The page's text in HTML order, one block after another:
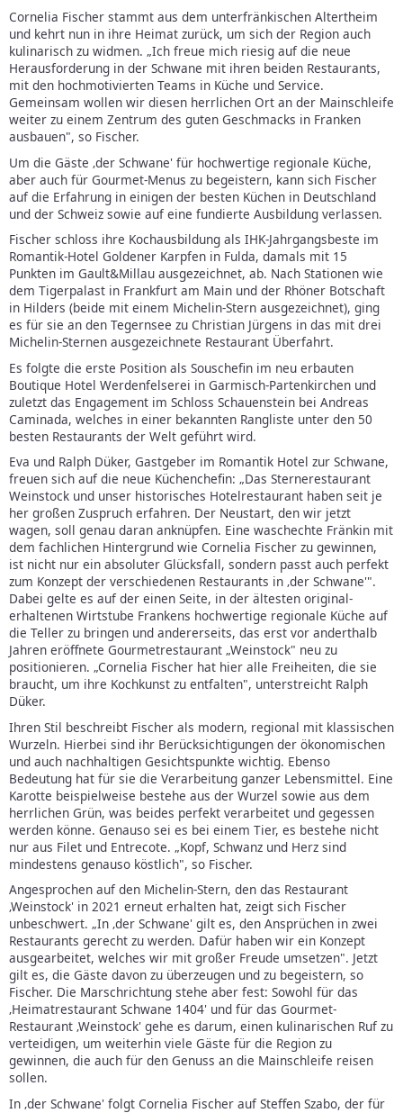
Cornelia Fischer stammt aus dem unterfränkischen Altertheim
und kehrt nun in ihre Heimat zurück, um sich der Region auch
kulinarisch zu widmen. „Ich freue mich riesig auf die neue
Herausforderung in der Schwane mit ihren beiden Restaurants,
mit den hochmotivierten Teams in Küche und Service.
Gemeinsam wollen wir diesen herrlichen Ort an der Mainschleife
weiter zu einem Zentrum des guten Geschmacks in Franken
ausbauen", so Fischer.
Um die Gäste ‚der Schwane' für hochwertige regionale Küche,
aber auch für Gourmet-Menus zu begeistern, kann sich Fischer
auf die Erfahrung in einigen der besten Küchen in Deutschland
und der Schweiz sowie auf eine fundierte Ausbildung verlassen.
Fischer schloss ihre Kochausbildung als IHK-Jahrgangsbeste im
Romantik-Hotel Goldener Karpfen in Fulda, damals mit 15
Punkten im Gault&Millau ausgezeichnet, ab. Nach Stationen wie
dem Tigerpalast in Frankfurt am Main und der Rhöner Botschaft
in Hilders (beide mit einem Michelin-Stern ausgezeichnet), ging
es für sie an den Tegernsee zu Christian Jürgens in das mit drei
Michelin-Sternen ausgezeichnete Restaurant Überfahrt.
Es folgte die erste Position als Souschefin im neu erbauten
Boutique Hotel Werdenfelserei in Garmisch-Partenkirchen und
zuletzt das Engagement im Schloss Schauenstein bei Andreas
Caminada, welches in einer bekannten Rangliste unter den 50
besten Restaurants der Welt geführt wird.
Eva und Ralph Düker, Gastgeber im Romantik Hotel zur Schwane,
freuen sich auf die neue Küchenchefin: „Das Sternerestaurant
Weinstock und unser historisches Hotelrestaurant haben seit je
her großen Zuspruch erfahren. Der Neustart, den wir jetzt
wagen, soll genau daran anknüpfen. Eine waschechte Fränkin mit
dem fachlichen Hintergrund wie Cornelia Fischer zu gewinnen,
ist nicht nur ein absoluter Glücksfall, sondern passt auch perfekt
zum Konzept der verschiedenen Restaurants in ‚der Schwane'".
Dabei gelte es auf der einen Seite, in der ältesten original-
erhaltenen Wirtstube Frankens hochwertige regionale Küche auf
die Teller zu bringen und andererseits, das erst vor anderthalb
Jahren eröffnete Gourmetrestaurant „Weinstock" neu zu
positionieren. „Cornelia Fischer hat hier alle Freiheiten, die sie
braucht, um ihre Kochkunst zu entfalten", unterstreicht Ralph
Düker.
Ihren Stil beschreibt Fischer als modern, regional mit klassischen
Wurzeln. Hierbei sind ihr Berücksichtigungen der ökonomischen
und auch nachhaltigen Gesichtspunkte wichtig. Ebenso
Bedeutung hat für sie die Verarbeitung ganzer Lebensmittel. Eine
Karotte beispielweise bestehe aus der Wurzel sowie aus dem
herrlichen Grün, was beides perfekt verarbeitet und gegessen
werden könne. Genauso sei es bei einem Tier, es bestehe nicht
nur aus Filet und Entrecote. „Kopf, Schwanz und Herz sind
mindestens genauso köstlich", so Fischer.
Angesprochen auf den Michelin-Stern, den das Restaurant
‚Weinstock' in 2021 erneut erhalten hat, zeigt sich Fischer
unbeschwert. „In ‚der Schwane' gilt es, den Ansprüchen in zwei
Restaurants gerecht zu werden. Dafür haben wir ein Konzept
ausgearbeitet, welches wir mit großer Freude umsetzen". Jetzt
gilt es, die Gäste davon zu überzeugen und zu begeistern, so
Fischer. Die Marschrichtung stehe aber fest: Sowohl für das
‚Heimatrestaurant Schwane 1404' und für das Gourmet-
Restaurant ‚Weinstock' gehe es darum, einen kulinarischen Ruf zu
verteidigen, um weiterhin viele Gäste für die Region zu
gewinnen, die auch für den Genuss an die Mainschleife reisen
sollen.
In ‚der Schwane' folgt Cornelia Fischer auf Steffen Szabo, der für